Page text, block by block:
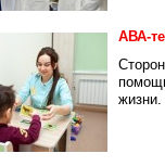
АВА-